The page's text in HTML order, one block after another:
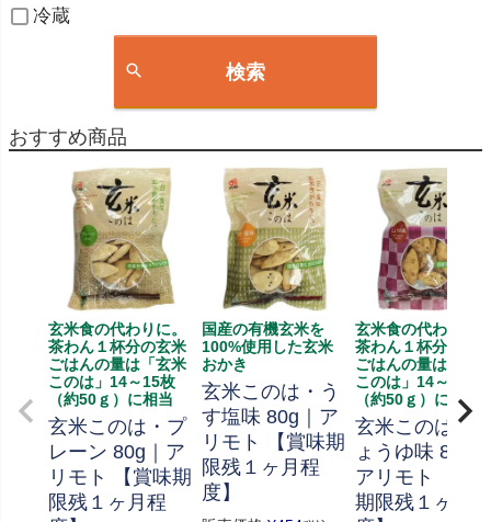
冷蔵
検索
おすすめ商品
玄米食の代わりに。
茶わん１杯分の玄米
ごはんの量は「玄米
このは」14～15枚
（約50ｇ）に相当
玄米このは・プ
レーン 80g｜ア
リモト 【賞味期
限残１ヶ月程
国産の有機玄米を
100%使用した玄米
おかき
玄米このは・う
す塩味 80g｜ア
リモト 【賞味期
限残１ヶ月程
度】
玄米食の代わりに
茶わん１杯分の玄
ごはんの量は「玄
このは」14～15枚
（約50ｇ）に相当
玄米このは・
ょうゆ味 80g｜
アリモト 【賞
期限残１ヶ月